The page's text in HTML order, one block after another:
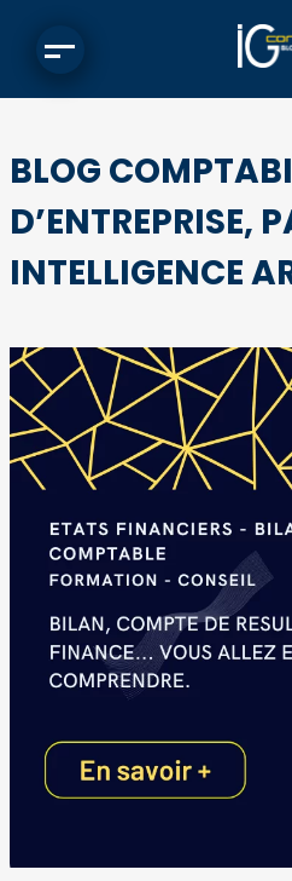
BLOG
D’ENTREPRISE,
INTELLIGENCE